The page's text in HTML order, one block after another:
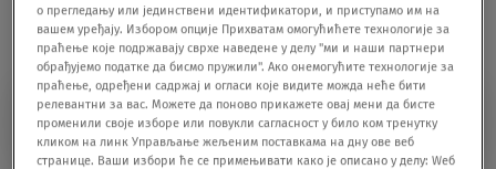
ZORAN BOGNAR
о прегледању или јединствени идентификатори, и приступамо им на
вашем уређају. Избором опције Прихватам омогућићете технологије за
праћење које подржавају сврхе наведене у делу "ми и наши партнери
обрађујемо податке да бисмо пружили". Ако онемогућите технологије за
праћење, одређени садржај и огласи које видите можда неће бити
релевантни за вас. Можете да поново прикажете овај мени да бисте
променили своје изборе или повукли сагласност у било ком тренутку
кликом на линк Управљање жељеним поставкама на дну ове веб
странице. Ваши избори ће се примењивати како је описано у делу: Wеб